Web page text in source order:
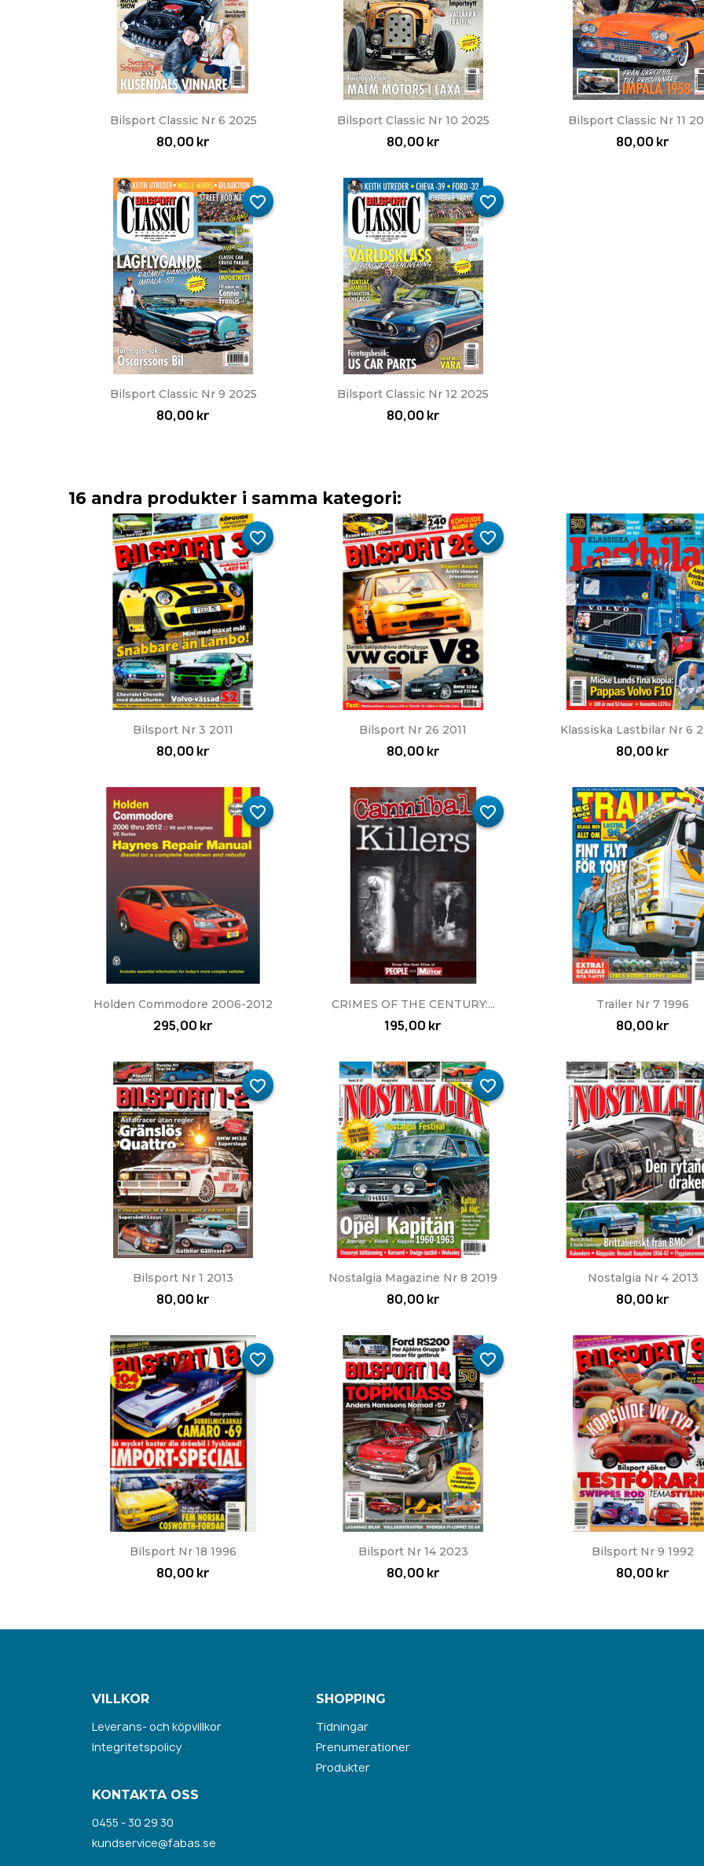
Snabbvy
Bilsport Classic Nr 6 2025
80,00 kr
Snabbvy
Bilsport Classic Nr 10 2025
80,00 kr
Snabbvy
Bilsport Classic Nr 11
80,00 kr
Snabbvy
Bilsport Classic Nr 9 2025
80,00 kr
favorite_border
Snabbvy
Bilsport Classic Nr 12 2025
80,00 kr
favorite_border
16 andra produkter i samma kategori:
Snabbvy
Bilsport Nr 3 2011
80,00 kr
favorite_border
Snabbvy
Bilsport Nr 26 2011
80,00 kr
favorite_border
Snabbvy
Klassiska Lastbilar Nr 6
80,00 kr
Snabbvy
Holden Commodore 2006-2012
295,00 kr
favorite_border
Snabbvy
CRIMES OF THE CENTURY:...
195,00 kr
favorite_border
Snabbvy
Trailer Nr 7 1996
80,00 kr
Snabbvy
Bilsport Nr 1 2013
80,00 kr
favorite_border
Snabbvy
Nostalgia Magazine Nr 8 2019
80,00 kr
favorite_border
Snabbvy
Nostalgia Nr 4 2013
80,00 kr
Snabbvy
Bilsport Nr 18 1996
80,00 kr
favorite_border
Snabbvy
Bilsport Nr 14 2023
80,00 kr
favorite_border
Snabbvy
Bilsport Nr 9 1992
80,00 kr
VILLKOR
Leverans- och köpvillkor
Integritetspolicy
SHOPPING
Tidningar
Prenumerationer
Produkter
KONTAKTA OSS
0455 - 30 29 30
kundservice@fabas.se